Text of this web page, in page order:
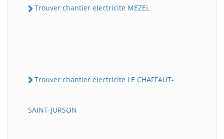
Trouver chantier electricite MEZEL
Trouver chantier electricite LE CHAFFAUT-
SAINT-JURSON